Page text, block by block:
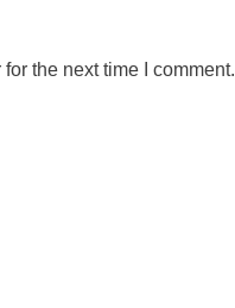
the next time I comment.